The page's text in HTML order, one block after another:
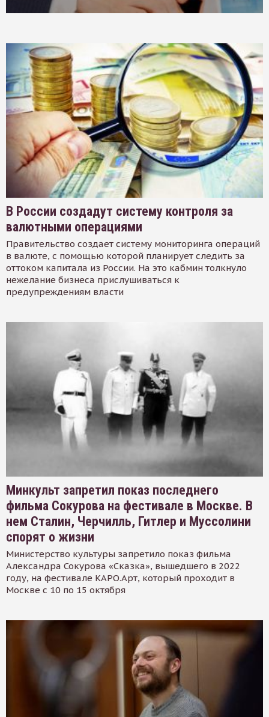
В России создадут систему контроля за
валютными операциями
Правительство создает систему мониторинга операций
в валюте, с помощью которой планирует следить за
оттоком капитала из России. На это кабмин толкнуло
нежелание бизнеса прислушиваться к
предупреждениям власти
Минкульт запретил показ последнего
фильма Сокурова на фестивале в Москве. В
нем Сталин, Черчилль, Гитлер и Муссолини
спорят о жизни
Министерство культуры запретило показ фильма
Александра Сокурова «Сказка», вышедшего в 2022
году, на фестивале КАРО.Арт, который проходит в
Москве с 10 по 15 октября